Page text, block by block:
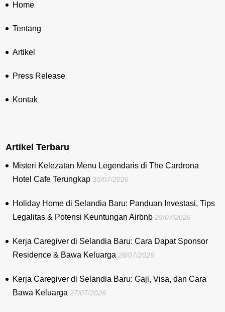
Home
Tentang
Artikel
Press Release
Kontak
Artikel Terbaru
Misteri Kelezatan Menu Legendaris di The Cardrona
Hotel Cafe Terungkap 30/07/2026
Holiday Home di Selandia Baru: Panduan Investasi, Tips
Legalitas & Potensi Keuntungan Airbnb 29/07/2026
Kerja Caregiver di Selandia Baru: Cara Dapat Sponsor
Residence & Bawa Keluarga 28/07/2026
Kerja Caregiver di Selandia Baru: Gaji, Visa, dan Cara
Bawa Keluarga 27/07/2026